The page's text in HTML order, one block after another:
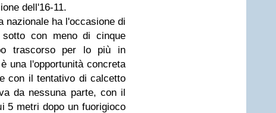
dell'16-11.
nazionale ha l'occasione di
con meno di cinque
trascorso per lo più in
una l'opportunità concreta
con il tentativo di calcetto
da nessuna parte, con il
5 metri dopo un fuorigioco